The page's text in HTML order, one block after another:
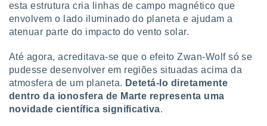
esta estrutura cria linhas de campo magnético que
envolvem o lado iluminado do planeta e ajudam a
atenuar parte do impacto do vento solar.
Até agora, acreditava-se que o efeito Zwan-Wolf só se
pudesse desenvolver em regiões situadas acima da
atmosfera de um planeta. Detetá-lo diretamente
dentro da ionosfera de Marte representa uma
novidade científica significativa.